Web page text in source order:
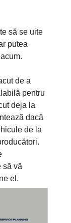
să se uite
putea
de a
pentru
deja la
dacă
de la
să vă
el.